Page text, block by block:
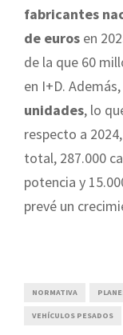
fabricantes
de euros en
de la que 60
en I+D.
unidades, lo
respecto a
total, 287.000
potencia y
prevé un
NORMATIVA
VEHÍCULOS PESADOS